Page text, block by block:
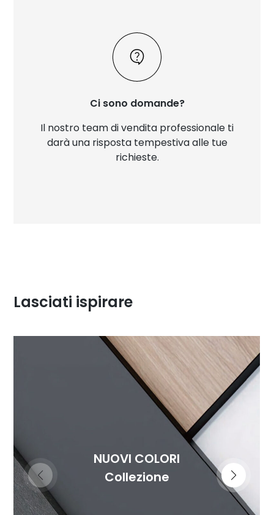
Ci sono domande?
Il nostro team di vendita professionale ti
darà una risposta tempestiva alle tue
richieste.
Lasciati ispirare
NUOVI COLORI
Collezione